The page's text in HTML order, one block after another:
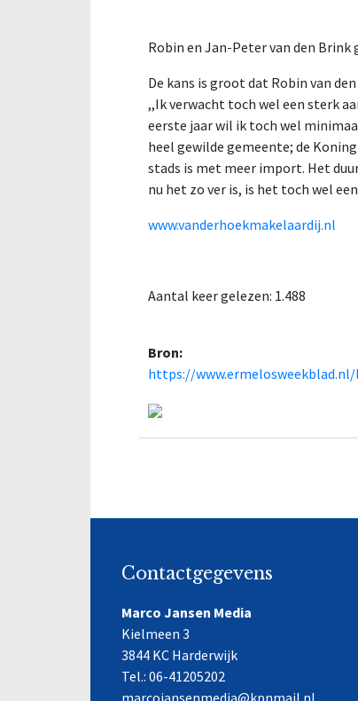
Robin en Jan-Peter van den
De kans is groot dat Robin van
,,Ik verwacht toch wel een sterk
eerste jaar wil ik toch wel
heel gewilde gemeente; de
stads is met meer import. Het
nu het zo ver is, is het toch wel
www.vanderhoekmakelaardij.nl
Aantal keer gelezen: 1.488
Bron:
https://
Contactgegevens
Marco Jansen Media
Kielmeen 3
3844 KC Harderwijk
Tel.: 06-41205202
marcojansenmedia@kpnmail.nl